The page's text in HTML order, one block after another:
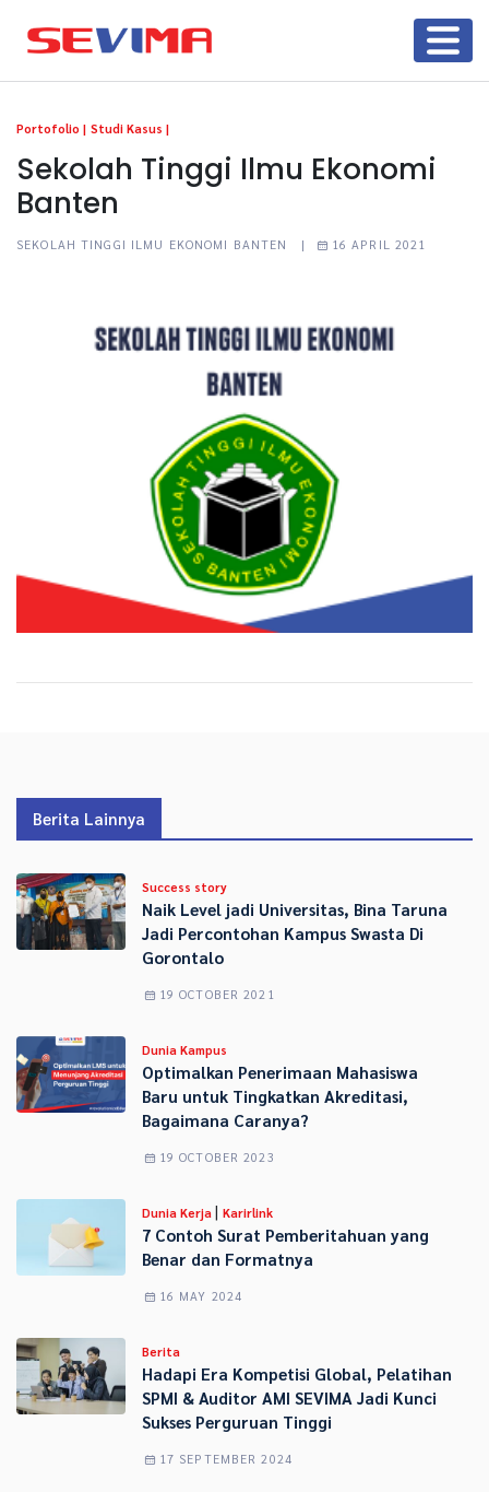
Portofolio | Studi Kasus |
Sekolah Tinggi Ilmu Ekonomi
Banten
SEKOLAH TINGGI ILMU EKONOMI BANTEN | 16 APRIL 2021
Berita Lainnya
Success story
Naik Level jadi Universitas, Bina Taruna
Jadi Percontohan Kampus Swasta Di
Gorontalo
19 OCTOBER 2021
Dunia Kampus
Optimalkan Penerimaan Mahasiswa
Baru untuk Tingkatkan Akreditasi,
Bagaimana Caranya?
19 OCTOBER 2023
Dunia Kerja | Karirlink
7 Contoh Surat Pemberitahuan yang
Benar dan Formatnya
16 MAY 2024
Berita
Hadapi Era Kompetisi Global, Pelatihan
SPMI & Auditor AMI SEVIMA Jadi Kunci
Sukses Perguruan Tinggi
17 SEPTEMBER 2024